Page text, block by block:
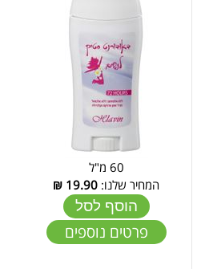
60 מ"ל
המחיר שלנו: 19.90
₪
הוסף לסל
פרטים נוספים